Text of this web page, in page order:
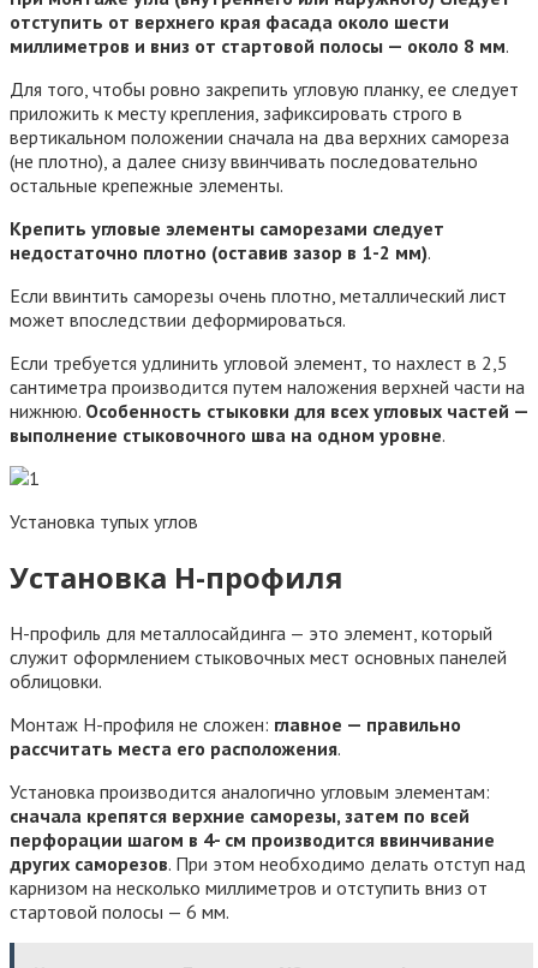
отступить от верхнего края фасада около шести
миллиметров и вниз от стартовой полосы — около 8 мм.
Для того, чтобы ровно закрепить угловую планку, ее следует
приложить к месту крепления, зафиксировать строго в
вертикальном положении сначала на два верхних самореза
(не плотно), а далее снизу ввинчивать последовательно
остальные крепежные элементы.
Крепить угловые элементы саморезами следует
недостаточно плотно (оставив зазор в 1-2 мм).
Если ввинтить саморезы очень плотно, металлический лист
может впоследствии деформироваться.
Если требуется удлинить угловой элемент, то нахлест в 2,5
сантиметра производится путем наложения верхней части на
нижнюю. Особенность стыковки для всех угловых частей —
выполнение стыковочного шва на одном уровне.
Установка тупых углов
Установка Н-профиля
H-профиль для металлосайдинга — это элемент, который
служит оформлением стыковочных мест основных панелей
облицовки.
Монтаж H-профиля не сложен: главное — правильно
рассчитать места его расположения.
Установка производится аналогично угловым элементам:
сначала крепятся верхние саморезы, затем по всей
перфорации шагом в 4- см производится ввинчивание
других саморезов. При этом необходимо делать отступ над
карнизом на несколько миллиметров и отступить вниз от
стартовой полосы — 6 мм.